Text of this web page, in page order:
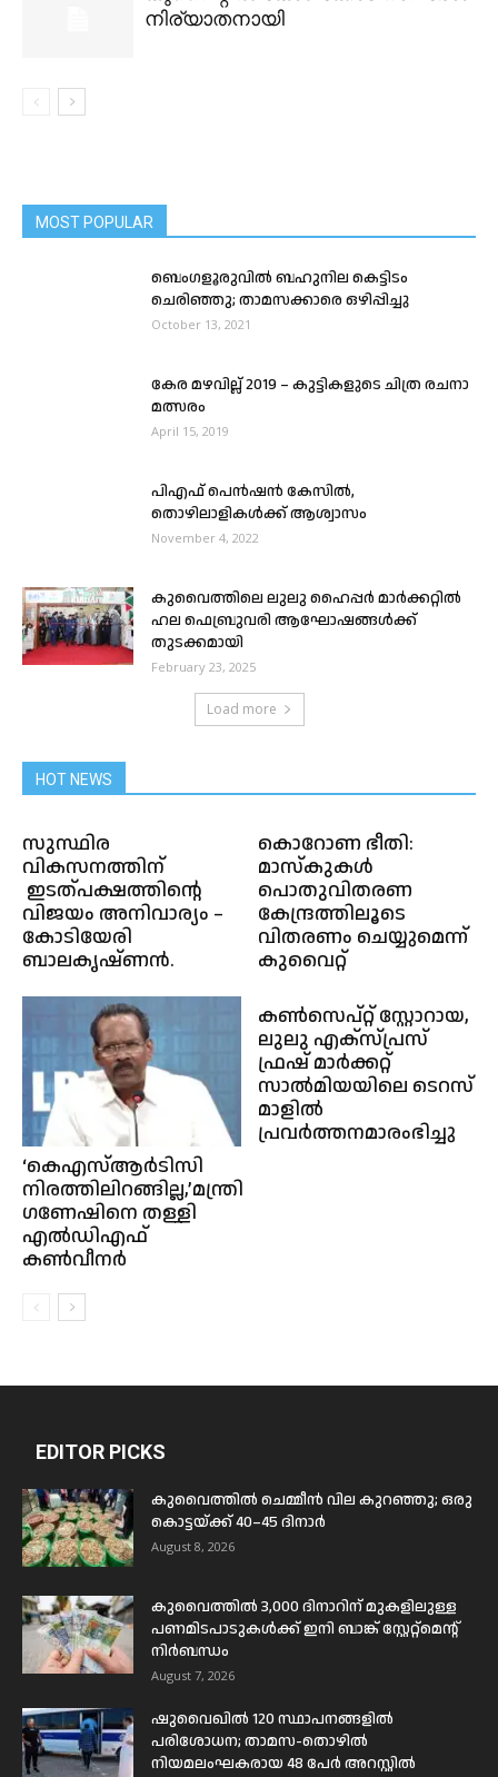
നിര്യാതനായി
MOST POPULAR
ബെംഗളൂരുവിൽ ബഹുനില കെട്ടിടം
ചെരിഞ്ഞു; താമസക്കാരെ ഒഴിപ്പിച്ചു
October 13, 2021
കേര മഴവില്ല് 2019 – കുട്ടികളുടെ ചിത്ര രചനാ
മത്സരം
April 15, 2019
പിഎഫ് പെൻഷൻ കേസിൽ,
തൊഴിലാളികൾക്ക് ആശ്വാസം
November 4, 2022
കുവൈത്തിലെ ലുലു ഹൈപ്പര്‍ മാര്‍ക്കറ്റില്‍
ഹല ഫെബ്രുവരി ആഘോഷങ്ങള്‍ക്ക്
തുടക്കമായി
February 23, 2025
Load more
HOT NEWS
സുസ്ഥിര
വികസനത്തിന്
ഇടത്പക്ഷത്തിന്റെ
വിജയം അനിവാര്യം –
കോടിയേരി
ബാലകൃഷ്‌ണൻ.
കൊറോണ ഭീതി:
മാസ്കുകൾ
പൊതുവിതരണ
കേന്ദ്രത്തിലൂടെ
വിതരണം ചെയ്യുമെന്ന്
കുവൈറ്റ്
‘കെഎസ്ആ‌ർടിസി
നിരത്തിലിറങ്ങില്ല,’മന്ത്രി
ഗണേഷിനെ തള്ളി
എൽഡിഎഫ്
കൺവീനർ
കൺസെപ്റ്റ് സ്റ്റോറായ,
ലുലു എക്സ്പ്രസ്
ഫ്രഷ് മാർക്കറ്റ്
സാൽമിയയിലെ ടെറസ്
മാളിൽ
പ്രവർത്തനമാരംഭിച്ചു
EDITOR PICKS
കുവൈത്തിൽ ചെമ്മീൻ വില കുറഞ്ഞു; ഒരു
കൊട്ടയ്ക്ക് 40–45 ദിനാർ
August 8, 2026
കുവൈത്തിൽ 3,000 ദിനാറിന് മുകളിലുള്ള
പണമിടപാടുകൾക്ക് ഇനി ബാങ്ക് സ്റ്റേറ്റ്മെന്റ്
നിർബന്ധം
August 7, 2026
ഷുവൈഖിൽ 120 സ്ഥാപനങ്ങളിൽ
പരിശോധന; താമസ-തൊഴിൽ
നിയമലംഘകരായ 48 പേർ അറസ്റ്റിൽ